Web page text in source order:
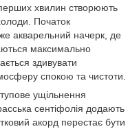
хвилин створюють
Початок
акварельний начерк, де
максимально
здивувати
спокою та чистоти.
ущільнення
сентіфолія додають
акорд перестає бути